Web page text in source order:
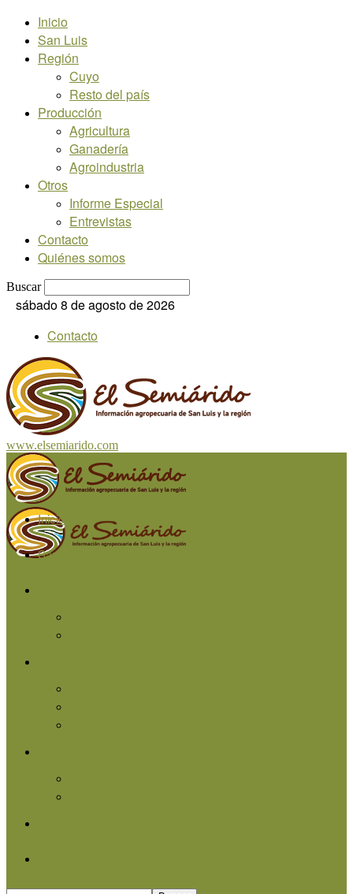
Inicio
San Luis
Región
Cuyo
Resto del país
Producción
Agricultura
Ganadería
Agroindustria
Otros
Informe Especial
Entrevistas
Contacto
Quiénes somos
Buscar
sábado 8 de agosto de 2026
Contacto
www.elsemiarido.com
Inicio
San Luis